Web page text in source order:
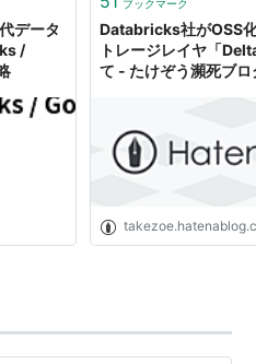
データ
/
ブックマーク
Databricks社がOSS
トレージレイヤ「
て - たけぞう瀕死ブロ